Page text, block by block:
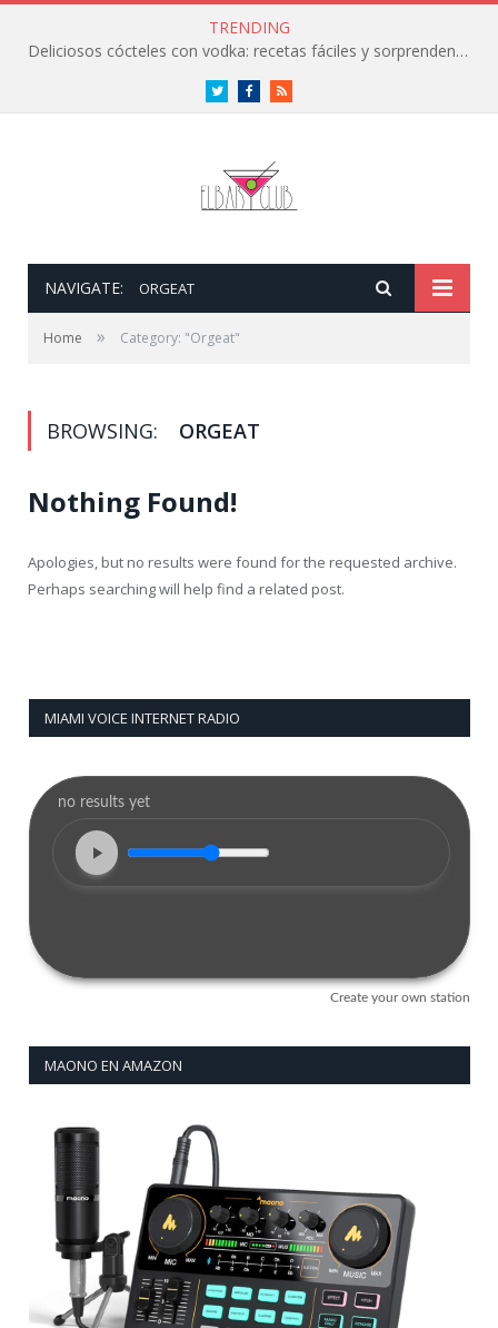
TRENDING
Deliciosos cócteles con vodka: recetas fáciles y sorprendentes
TwitterFacebookRSS
NAVIGATE: ORGEAT
Home » Category: "Orgeat"
BROWSING: ORGEAT
Nothing Found!
Apologies, but no results were found for the requested archive.
Perhaps searching will help find a related post.
MIAMI VOICE INTERNET RADIO
MAONO EN AMAZON